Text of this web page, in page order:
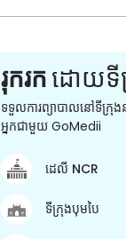
រុករកដោយទី
ទទួលការព្យាបាលនៅទីក្រុ
អ្នកជាមួយ GoMedii
ដេលី NCR
ទីក្រុងបុមបៃ